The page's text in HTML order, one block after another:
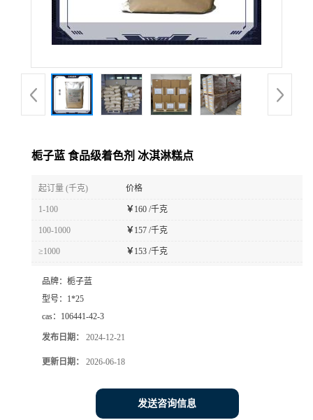
栀子蓝 食品级着色剂 冰淇淋糕点
起订量 (千克) 价格
1-100 ￥ 160 /千克
100-1000 ￥ 157 /千克
≥1000 ￥ 153 /千克
品牌： 栀子蓝
型号： 1*25
cas： 106441-42-3
发布日期： 2024-12-21
更新日期： 2026-06-18
发送咨询信息